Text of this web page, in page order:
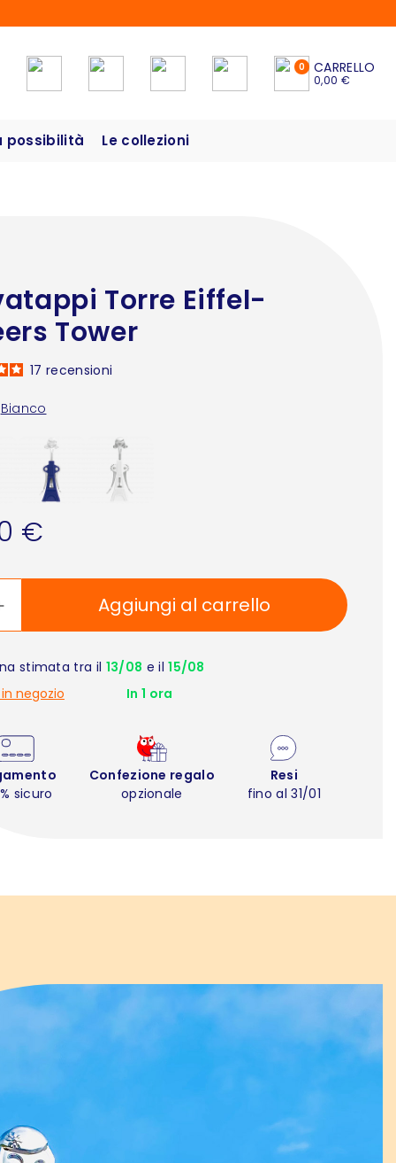
0 CARRELLO
0,00 €
possibilità Le collezioni
Torre Eiffel-
Tower
Bianco
17 recensioni
€
Aggiungi al carrello
stimata tra il 13/08 e il15/08
negozio
In 1 ora
sicuro
Confezione regalo
opzionale
Resi
fino al 31/01